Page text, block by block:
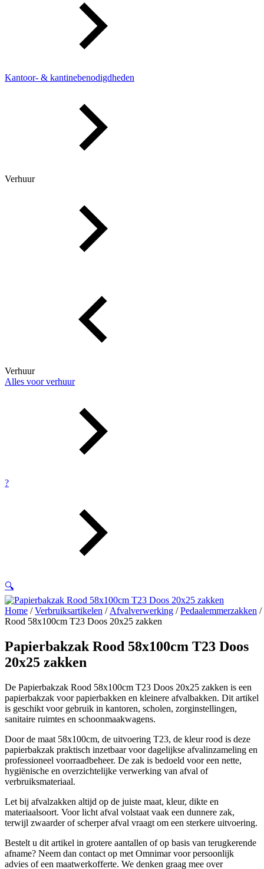
Kantoor- & kantinebenodigdheden
Verhuur
Verhuur
Alles voor verhuur
?
🔍
Home /Verbruiksartikelen / Afvalverwerking /Pedaalemmerzakken /
Rood 58x100cm T23 Doos 20x25 zakken
Papierbakzak Rood 58x100cm T23 Doos
20x25 zakken
De Papierbakzak Rood 58x100cm T23 Doos 20x25 zakken is een
papierbakzak voor papierbakken en kleinere afvalbakken. Dit artikel
is geschikt voor gebruik in kantoren, scholen, zorginstellingen,
sanitaire ruimtes en schoonmaakwagens.
Door de maat 58x100cm, de uitvoering T23, de kleur rood is deze
papierbakzak praktisch inzetbaar voor dagelijkse afvalinzameling en
professioneel voorraadbeheer. De zak is bedoeld voor een nette,
hygiënische en overzichtelijke verwerking van afval of
verbruiksmateriaal.
Let bij afvalzakken altijd op de juiste maat, kleur, dikte en
materiaalsoort. Voor licht afval volstaat vaak een dunnere zak,
terwijl zwaarder of scherper afval vraagt om een sterkere uitvoering.
Bestelt u dit artikel in grotere aantallen of op basis van terugkerende
afname? Neem dan contact op met Omnimar voor persoonlijk
advies of een maatwerkofferte. We denken graag mee over